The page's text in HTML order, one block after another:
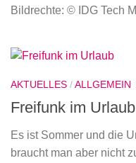
Bildrechte: © IDG Tech
AKTUELLES /ALLGEMEIN
Freifunk im Urlaub
Es ist Sommer und die
braucht man aber nicht